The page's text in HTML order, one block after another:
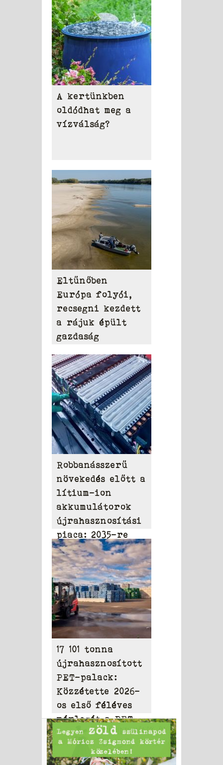
A kertünkben
oldódhat meg a
vízválság?
Eltűnőben
Európa folyói,
recsegni kezdett
a rájuk épült
gazdaság
Robbanásszerű
növekedés előtt a
lítium-ion
akkumulátorok
újrahasznosítási
piaca: 2035-re
elérheti a 31,95
milliárd dollárt
17 101 tonna
újrahasznosított
PET-palack:
Közzétette 2026-
os első féléves
mérlegét a PET
to PET